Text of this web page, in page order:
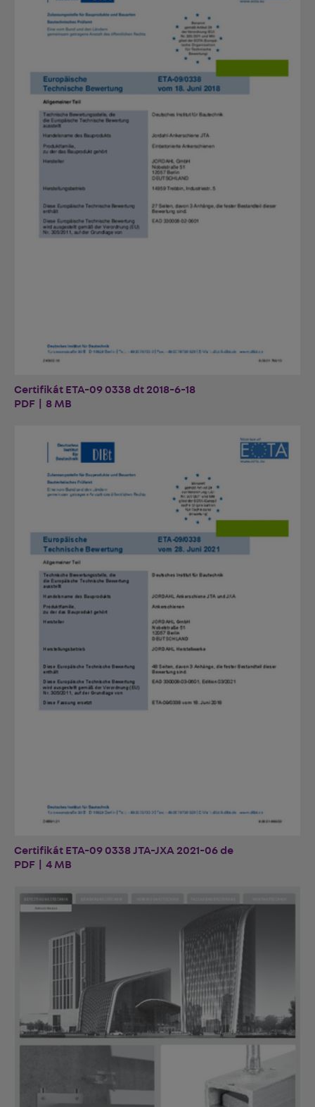
Certifikát ETA-09 0338 dt 2018-6-18
PDF | 8 MB
Certifikát ETA-09 0338 JTA-JXA 2021-06 de
PDF | 4 MB